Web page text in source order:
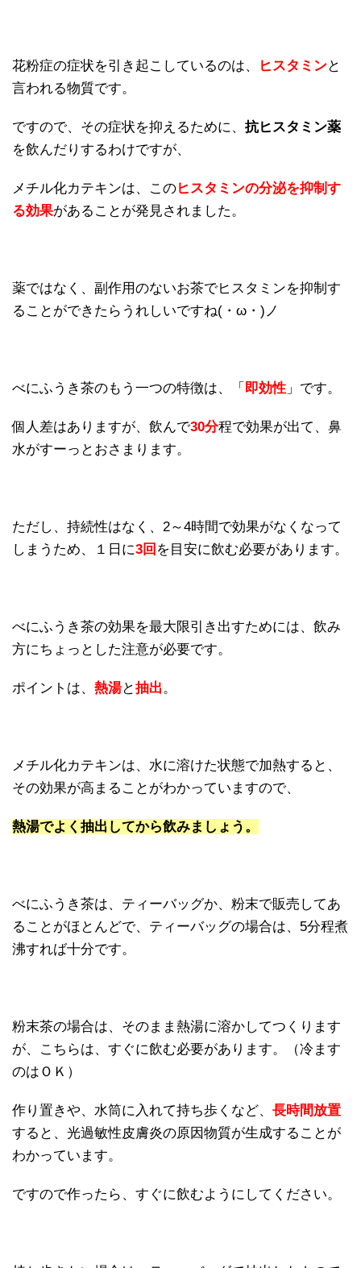
花粉症の症状を引き起こしているのは、 ヒスタミンと
言われる物質です。
ですので、その症状を抑えるために、 抗ヒスタミン薬
を飲んだりするわけですが、
メチル化カテキンは、このヒスタミンの分泌を抑制す
る効果があることが発見されました。
薬ではなく、副作用のないお茶でヒスタミンを抑制す
ることができたらうれしいですね(・ω・)ノ
べにふうき茶のもう一つの特徴は、「 即効性 」です。
個人差はありますが、飲んで30分程で効果が出て、鼻
水がすーっとおさまります。
ただし、持続性はなく、2～4時間で効果がなくなって
しまうため、１日に3回 を目安に飲む必要があります。
べにふうき茶の効果を最大限引き出すためには、飲み
方にちょっとした注意が必要です。
ポイントは、 熱湯と抽出 。
メチル化カテキンは、水に溶けた状態で加熱すると、
その効果が高まることがわかっていますので、
熱湯でよく抽出してから飲みましょう。
べにふうき茶は、ティーバッグか、粉末で販売してあ
ることがほとんどで、ティーバッグの場合は、5分程煮
沸すれば十分です。
粉末茶の場合は、そのまま熱湯に溶かしてつくります
が、こちらは、すぐに飲む必要があります。（冷ます
のはＯＫ）
作り置きや、水筒に入れて持ち歩くなど、 長時間放置
すると、光過敏性皮膚炎の原因物質が生成することが
わかっています。
ですので作ったら、すぐに飲むようにしてください。